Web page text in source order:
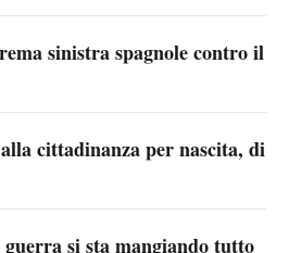
sinistra spagnole contro il
cittadinanza per nascita, di
si sta mangiando tutto